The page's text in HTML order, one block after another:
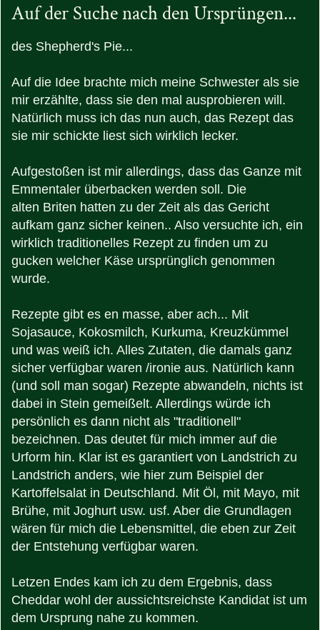
Auf der Suche nach den Ursprüngen...
des Shepherd's Pie...
Auf die Idee brachte mich meine Schwester als sie
mir erzählte, dass sie den mal ausprobieren will.
Natürlich muss ich das nun auch, das Rezept das
sie mir schickte liest sich wirklich lecker.
Aufgestoßen ist mir allerdings, dass das Ganze mit
Emmentaler überbacken werden soll. Die
alten Briten hatten zu der Zeit als das Gericht
aufkam ganz sicher keinen.. Also versuchte ich, ein
wirklich traditionelles Rezept zu finden um zu
gucken welcher Käse ursprünglich genommen
wurde.
Rezepte gibt es en masse, aber ach... Mit
Sojasauce, Kokosmilch, Kurkuma, Kreuzkümmel
und was weiß ich. Alles Zutaten, die damals ganz
sicher verfügbar waren /ironie aus. Natürlich kann
(und soll man sogar) Rezepte abwandeln, nichts ist
dabei in Stein gemeißelt. Allerdings würde ich
persönlich es dann nicht als "traditionell"
bezeichnen. Das deutet für mich immer auf die
Urform hin. Klar ist es garantiert von Landstrich zu
Landstrich anders, wie hier zum Beispiel der
Kartoffelsalat in Deutschland. Mit Öl, mit Mayo, mit
Brühe, mit Joghurt usw. usf. Aber die Grundlagen
wären für mich die Lebensmittel, die eben zur Zeit
der Entstehung verfügbar waren.
Letzen Endes kam ich zu dem Ergebnis, dass
Cheddar wohl der aussichtsreichste Kandidat ist um
dem Ursprung nahe zu kommen.